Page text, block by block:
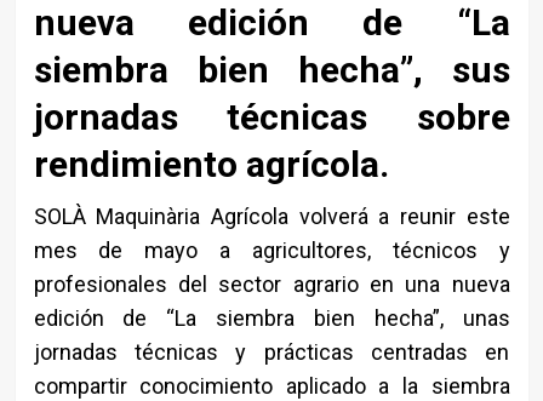
nueva edición de “La
siembra bien hecha”, sus
jornadas técnicas sobre
rendimiento agrícola.
SOLÀ Maquinària Agrícolavolverá a reunir este
mes de mayo a agricultores, técnicos y
profesionales del sector agrario en una nueva
edición de “La siembra bien hecha”, unas
jornadas técnicas y prácticas centradas en
compartir conocimiento aplicado a la siembra